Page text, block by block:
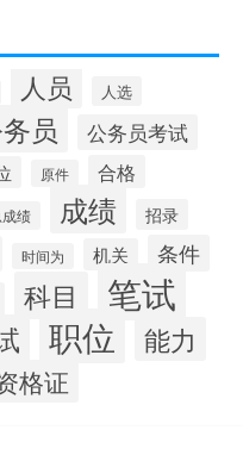
人员 人选
员 公务员考试
原件 合格
绩 成绩 招录
时间为 机关 条件
科目 笔试
职位 能力
格证